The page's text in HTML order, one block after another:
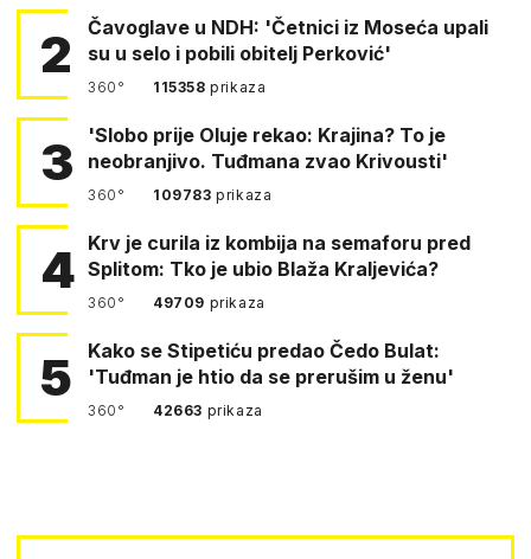
2
Čavoglave u NDH: 'Četnici iz Moseća upali
su u selo i pobili obitelj Perković'
360° 115358prikaza
3
'Slobo prije Oluje rekao: Krajina? To je
neobranjivo. Tuđmana zvao Krivousti'
360° 109783prikaza
4 Krv je curila iz kombija na semaforu pred
Splitom: Tko je ubio Blaža Kraljevića?
360° 49709 prikaza
5
Kako se Stipetiću predao Čedo Bulat:
'Tuđman je htio da se prerušim u ženu'
360° 42663 prikaza